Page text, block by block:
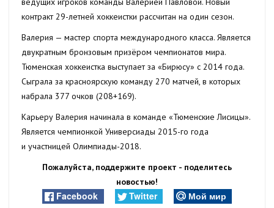
контракт 29-летней хоккеистки рассчитан на один сезон.
Валерия — мастер спорта международного класса. Является
двукратным бронзовым призёром чемпионатов мира.
Тюменская хоккеистка выступает за «Бирюсу» с 2014 года.
Сыграла за красноярскую команду 270 матчей, в которых
набрала 377 очков (208+169).
Карьеру Валерия начинала в команде «Тюменские Лисицы».
Является чемпионкой Универсиады 2015-го года
и участницей Олимпиады-2018.
Пожалуйста, поддержите проект - поделитесь
новостью!
Facebook Twitter
Мой мир